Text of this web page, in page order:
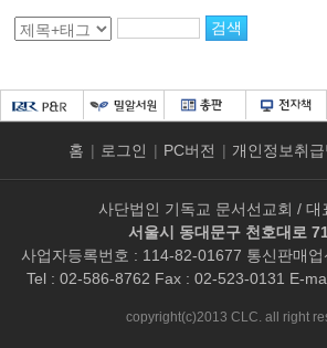
홈 | 로그인 | PC버전 | 개인정보취급
사단법인 기독교 문서선교회 / 대
서울시 동대문구 천호대로
사업자등록번호 : 114-82-01677 통신판매
Tel : 02-586-8762 Fax : 02-523-0131 E-
copyright(c)2013 CLC. all right